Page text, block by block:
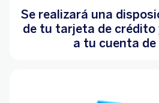
Se realizará una
de tu tarjeta de crédito
a tu cuenta